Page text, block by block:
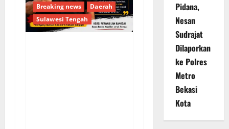
Breaking news
Daerah
Sulawesi Tengah
Pidana,
Nesan
Sudrajat
Dilaporkan
ke Polres
Metro
Bekasi
Kota